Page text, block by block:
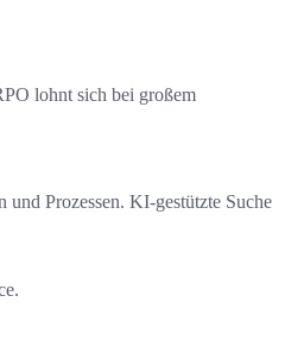
lohnt sich bei großem
Prozessen. KI-gestützte Suche